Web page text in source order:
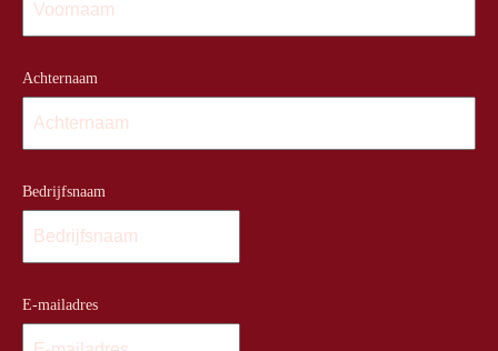
Achternaam
Bedrijfsnaam
E-mailadres